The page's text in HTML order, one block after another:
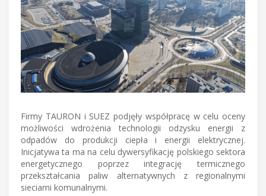
Firmy TAURON i SUEZ podjęły współpracę w celu oceny
możliwości wdrożenia technologii odzysku energii z
odpadów do produkcji ciepła i energii elektrycznej.
Inicjatywa ta ma na celu dywersyfikację polskiego sektora
energetycznego poprzez integrację termicznego
przekształcania paliw alternatywnych z regionalnymi
sieciami komunalnymi.